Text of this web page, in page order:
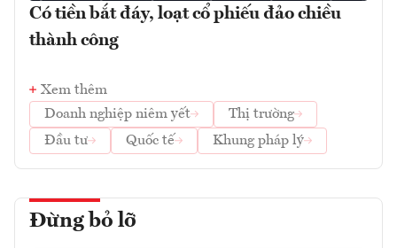
Có tiền bắt đáy, loạt cổ phiếu đảo chiều
thành công
Xem thêm
Doanh nghiệp niêm yết
Thị trường
Đầu tư
Quốc tế Khung pháp lý
Đừng bỏ lỡ